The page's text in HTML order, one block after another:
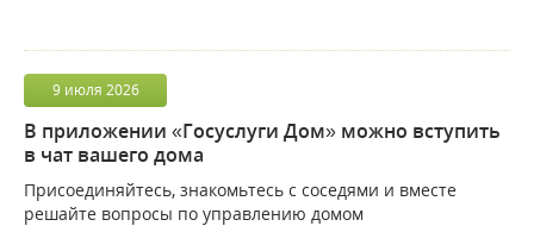
9 июля 2026
В приложении «Госуслуги Дом» можно вступить
в чат вашего дома
Присоединяйтесь, знакомьтесь с соседями и вместе
решайте вопросы по управлению домом